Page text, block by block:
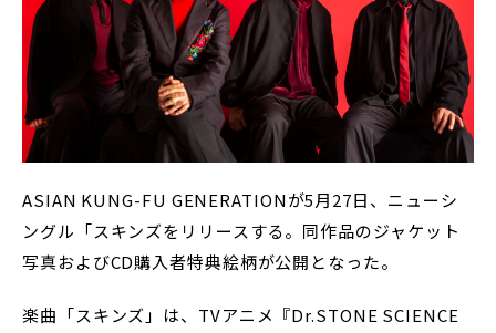
ASIAN KUNG-FU GENERATIONが5月27日、ニューシ
ングル「スキンズをリリースする。同作品のジャケット
写真およびCD購入者特典絵柄が公開となった。
楽曲「スキンズ」は、TVアニメ『Dr.STONE SCIENCE